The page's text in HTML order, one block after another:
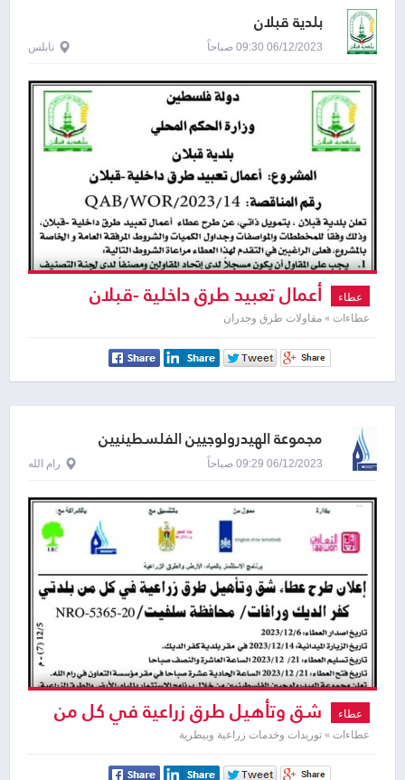
بلدية قبلان
06/12/2023 09:30 صباحاً نابلس
عطاء أعمال تعبيد طرق داخلية -قبلان
عطاءات » مقاولات طرق وجدران
مجموعة الهيدرولوجيين الفلسطينيين
06/12/2023 09:29 صباحاً رام الله
عطاء شق وتأهيل طرق زراعية في كل من
بلدتي كفر الديك ورافات
عطاءات » توريدات وخدمات زراعية وبيطرية